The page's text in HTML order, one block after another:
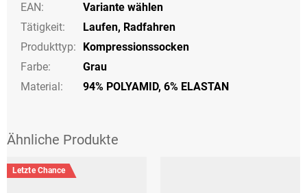
EAN:
Variante wählen
Tätigkeit: Laufen, Radfahren
Produkttyp:
Kompressionssocken
Farbe:
Grau
Material:
94% POLYAMID, 6% ELASTAN
Letzte Chance